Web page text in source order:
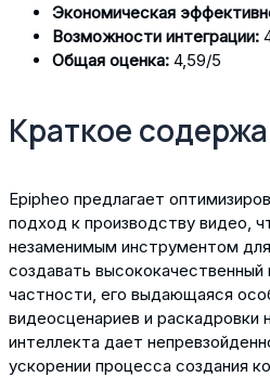
Экономическая
Возможности интеграции:
Общая оценка: 4,59/5
Краткое
Epipheo предлагает
подход к производству видео,
незаменимым инструментом
создавать
частности, его выдающаяся
видеосценариев и раскадровки
интеллекта дает
ускорении процесса создания